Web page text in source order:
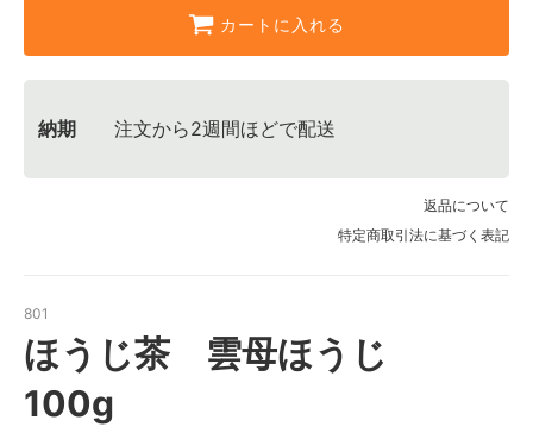
カートに入れる
納期 注文から2週間ほどで配送
返品について
特定商取引法に基づく表記
801
ほうじ茶 雲母ほうじ
100g